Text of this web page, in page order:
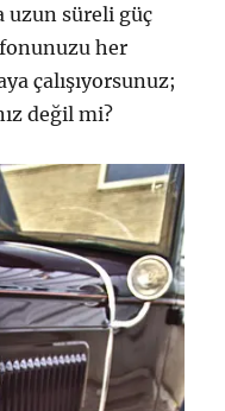
uzun süreli güç
her
çalışıyorsunuz;
değil mi?